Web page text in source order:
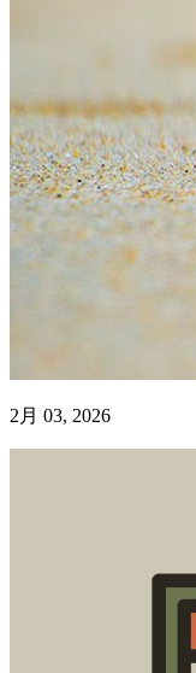
2月 03, 2026